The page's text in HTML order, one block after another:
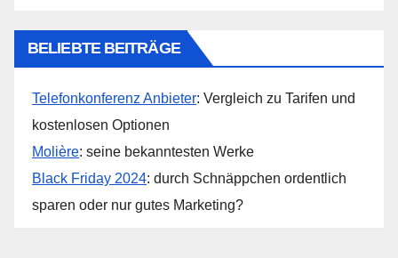
BELIEBTE BEITRÄGE
Telefonkonferenz Anbieter: Vergleich zu Tarifen und
kostenlosen Optionen
Molière: seine bekanntesten Werke
Black Friday 2024: durch Schnäppchen ordentlich
sparen oder nur gutes Marketing?